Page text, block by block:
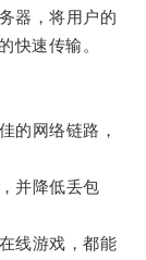
器，将用户的
快速传输。
网络链路，
并降低丢包
线游戏，都能